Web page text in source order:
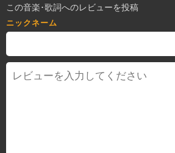
この音楽･歌詞へのレビューを投稿
ニックネーム